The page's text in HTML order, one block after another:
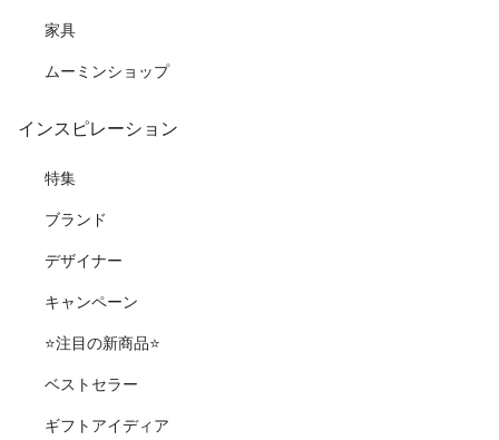
家具
ムーミンショップ
インスピレーション
特集
ブランド
デザイナー
キャンペーン
⭐️注目の新商品⭐️
ベストセラー
ギフトアイディア